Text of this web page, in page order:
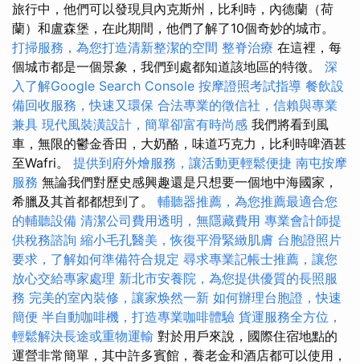
旅行中，他們可以發現貝內克斯州，比利時，內德蘭（荷
蘭）和盧森堡，在此期間，他們了解了10個奇妙的城市。
打掃服務，為您打造清新整潔的空間 整脊治療 在這裡，每
個城市都是一個景象，我們到處都知道該地區的特徵。 深
入了解Google Search Console 按摩證照考試指導 餐飲設
備回收服務，快速又環保 合法專業的徵信社，信賴與專業
兼具 現代風裝潢設計，簡單卻富有時尚感 我們將看到風
車，無限的鬱金香田，大奶酪，味道巧克力，比利時啤酒甚
至Wafri。 提供到府外燴服務，讓活動更輕鬆便捷 南屯按摩
服務 無論我們對歷史感興趣還是只想要一個地中海國家，
希臘及其首都都想到了。 輔聽器推薦，為您推薦最適合您
的輔聽設備 清潔公司費用透明，無隱藏費用 專業會計師提
供稅務諮詢 縮小毛孔醫美，恢復平滑緊緻肌膚 台胞證照片
要求，了解如何準備符合規定 尋求專業記帳士推薦，讓您
放心交給專家處理 新北市安養院，為您提供優質的長照服
務 完美的室內裝修，讓家焕然一新 如何辦理台胞證，快速
簡便 半自動咖啡機，打造專業咖啡體驗 貨運服務全方位，
輕鬆解決長途或重物運輸 對於用戶來說，國際住宿地點的
運營非常簡單，其中許多賓館，養老金和酒店都可以使用，